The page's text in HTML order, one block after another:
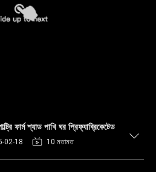
ফার্ম শ্যাড পাখি ঘর প্রিফ্যাব্রিকেটেড
02-18 10 মতামত